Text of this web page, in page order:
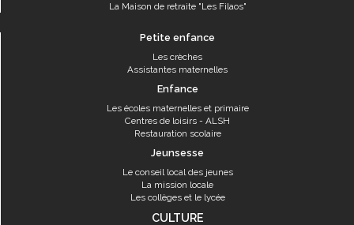
La Maison de retraite "Les Filaos"
Petite enfance
Les crèches
Assistantes maternelles
Enfance
Les écoles maternelles et primaire
Centres de loisirs - ALSH
Restauration scolaire
Jeunsesse
Le conseil local des jeunes
La mission locale
Les collèges et le lycée
CULTURE